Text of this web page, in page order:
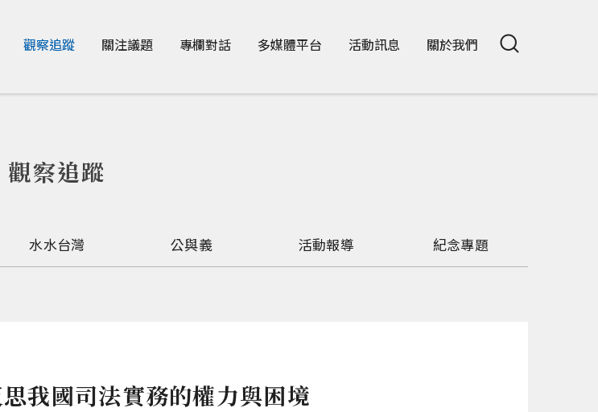
觀察追蹤 關注議題 專欄對話 多媒體平台 活動訊息 關於我們
觀察追蹤
水水台灣 公與義 活動報導 紀念專題
我國司法實務的權力與困境